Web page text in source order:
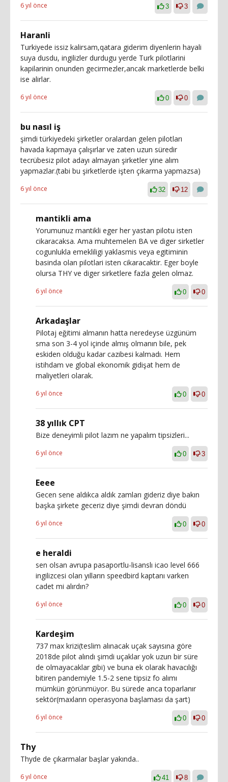
6 yıl önce 3 3
Haranli
Turkiyede issiz kalirsam,qatara giderim diyenlerin hayali
suya dusdu, ingilizler durdugu yerde Turk pilotlarini
kapilarinin onunden gecirmezler,ancak marketlerde belki
ise alirlar.
6 yıl önce 0 0
bu nasıl iş
şimdi türkiyedeki şirketler oralardan gelen pilotları
havada kapmaya çalışırlar ve zaten uzun süredir
tecrübesiz pilot adayı almayan şirketler yine alım
yapmazlar.(tabi bu şirketlerde işten çıkarma yapmazsa)
6 yıl önce 32 12
mantikli ama
Yorumunuz mantikli eger her yastan pilotu isten
cikaracaksa. Ama muhtemelen BA ve diger sirketler
cogunlukla emekliligi yaklasmis veya egitiminin
basinda olan pilotlari isten cikaracaktir. Eger boyle
olursa THY ve diger sirketlere fazla gelen olmaz.
6 yıl önce 0 0
Arkadaşlar
Pilotaj eğitimi almanın hatta neredeyse üzgünüm
sma son 3-4 yol içinde almış olmanın bile, pek
eskiden olduğu kadar cazibesi kalmadı. Hem
istihdam ve global ekonomik gidişat hem de
maliyetleri olarak.
6 yıl önce 0 0
38 yıllık CPT
Bize deneyimli pilot lazım ne yapalım tipsizleri...
6 yıl önce 0 3
Eeee
Gecen sene aldıkca aldık zamları gideriz diye bakın
başka şirkete geceriz diye şimdi devran döndü
6 yıl önce 0 0
e heraldi
sen olsan avrupa pasaportlu-lisanslı icao level 666
ingilizcesi olan yılların speedbird kaptanı varken
cadet mi alırdın?
6 yıl önce 0 0
Kardeşim
737 max krizi(teslim alınacak uçak sayısına göre
2018de pilot alındı şimdi uçaklar yok uzun bir süre
de olmayacaklar gibi) ve buna ek olarak havacılığı
bitiren pandemiyle 1.5-2 sene tipsiz fo alımı
mümkün görünmüyor. Bu sürede anca toparlanır
sektör(maxların operasyona başlaması da şart)
6 yıl önce 0 0
Thy
Thyde de çıkarmalar başlar yakında..
6 yıl önce 41 8